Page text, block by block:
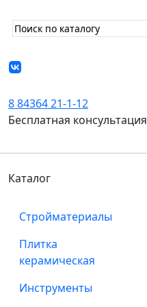
8 84364 21-1-12
Бесплатная консультация
Каталог
Стройматериалы
Плитка
керамическая
Инструменты